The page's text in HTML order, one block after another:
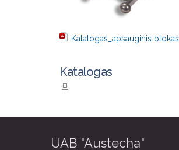
Katalogas_apsauginis blokas
Katalogas
UAB "Austecha"